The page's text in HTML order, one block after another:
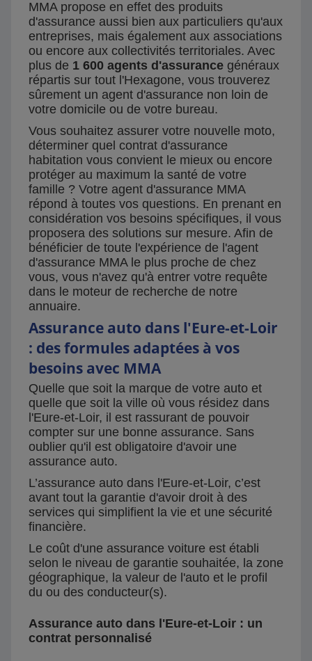
MMA propose en effet des produits
d'assurance aussi bien aux particuliers qu'aux
entreprises, mais également aux associations
ou encore aux collectivités territoriales. Avec
plus de 1 600 agents d'assurance généraux
répartis sur tout l'Hexagone, vous trouverez
sûrement un agent d'assurance non loin de
votre domicile ou de votre bureau.
Vous souhaitez assurer votre nouvelle moto,
déterminer quel contrat d'assurance
habitation vous convient le mieux ou encore
protéger au maximum la santé de votre
famille ? Votre agent d'assurance MMA
répond à toutes vos questions. En prenant en
considération vos besoins spécifiques, il vous
proposera des solutions sur mesure. Afin de
bénéficier de toute l'expérience de l'agent
d'assurance MMA le plus proche de chez
vous, vous n'avez qu'à entrer votre requête
dans le moteur de recherche de notre
annuaire.
Assurance auto dans l'Eure-et-Loir
: des formules adaptées à vos
besoins avec MMA
Quelle que soit la marque de votre auto et
quelle que soit la ville où vous résidez dans
l'Eure-et-Loir, il est rassurant de pouvoir
compter sur une bonne assurance. Sans
oublier qu'il est obligatoire d'avoir une
assurance auto.
L’assurance auto dans l'Eure-et-Loir, c’est
avant tout la garantie d'avoir droit à des
services qui simplifient la vie et une sécurité
financière.
Le coût d'une assurance voiture est établi
selon le niveau de garantie souhaitée, la zone
géographique, la valeur de l'auto et le profil
du ou des conducteur(s).
Assurance auto dans l'Eure-et-Loir : un
contrat personnalisé